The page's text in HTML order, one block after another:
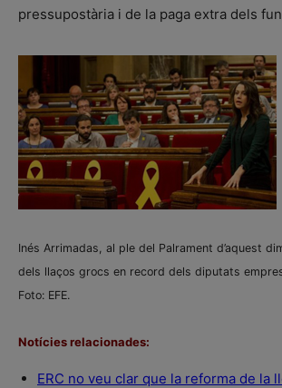
pressupostària i de la paga extra dels
Inés Arrimadas, al ple del Palrament d’aquest
dels llaços grocs en record dels diputats
Foto: EFE.
Notícies relacionades:
ERC no veu clar que la reforma de la